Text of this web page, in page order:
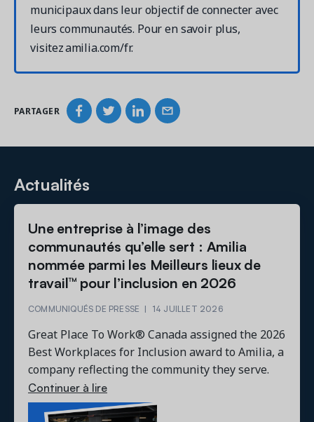
municipaux dans leur objectif de connecter avec
leurs communautés. Pour en savoir plus,
visitez amilia.com/fr.
PARTAGER
Actualités
Une entreprise à l’image des
communautés qu’elle sert : Amilia
nommée parmi les Meilleurs lieux de
travail™ pour l’inclusion en 2026
COMMUNIQUÉS DE PRESSE | 14 JUILLET 2026
Great Place To Work® Canada assigned the 2026
Best Workplaces for Inclusion award to Amilia, a
company reflecting the community they serve.
Continuer à lire